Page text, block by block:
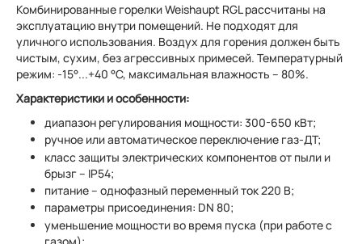
Комбинированные горелки Weishaupt RGL рассчитаны на
эксплуатацию внутри помещений. Не подходят для
уличного использования. Воздух для горения должен быть
чистым, сухим, без агрессивных примесей. Температурный
режим: -15°...+40 °С, максимальная влажность – 80%.
Характеристики и особенности:
диапазон регулирования мощности: 300-650 кВт;
ручное или автоматическое переключение газ-ДТ;
класс защиты электрических компонентов от пыли и
брызг – IP54;
питание – однофазный переменный ток 220 В;
параметры присоединения: DN 80;
уменьшение мощности во время пуска (при работе с
газом);